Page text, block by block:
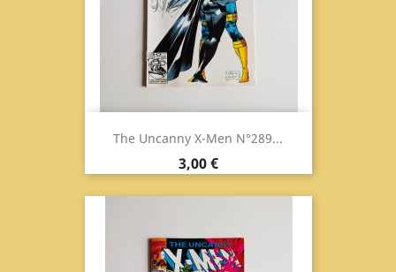
The Uncanny X-Men N°289...
Prix
3,00 €